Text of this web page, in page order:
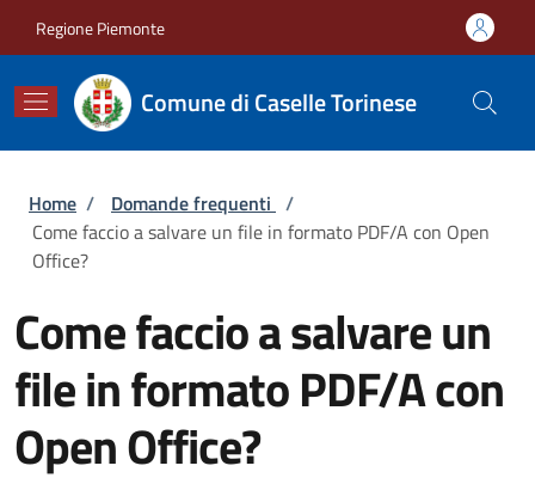
Regione Piemonte
Comune di Caselle Torinese
Briciole di pane
Home / Domande frequenti /
Come faccio a salvare un file in formato PDF/A con Open
Office?
Come faccio a salvare un
file in formato PDF/A con
Open Office?